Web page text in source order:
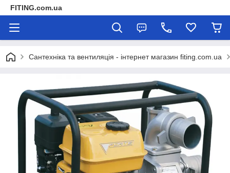
FITING.com.ua
Сантехніка та вентиляція - інтернет магазин fiting.com.ua